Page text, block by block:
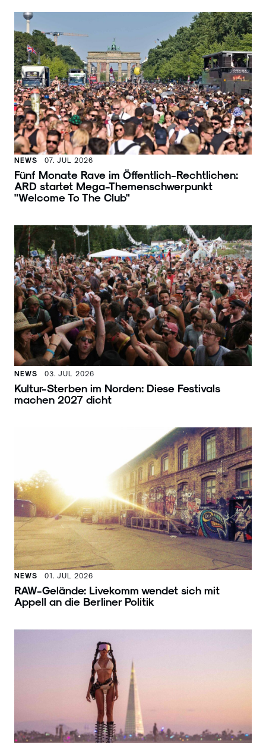
NEWS 07. JUL 2026
Fünf Monate Rave im Öffentlich-Rechtlichen:
ARD startet Mega-Themenschwerpunkt
"Welcome To The Club"
NEWS 03. JUL 2026
Kultur-Sterben im Norden: Diese Festivals
machen 2027 dicht
NEWS 01. JUL 2026
RAW-Gelände: Livekomm wendet sich mit
Appell an die Berliner Politik